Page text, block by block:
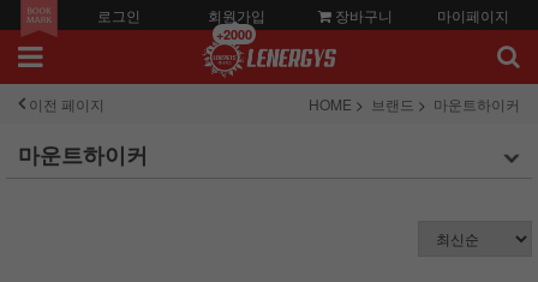
로그인 회원가입
+2000
장바구니 마이페이지
이전 페이지 HOME 브랜드 마운트하이커
마운트하이커